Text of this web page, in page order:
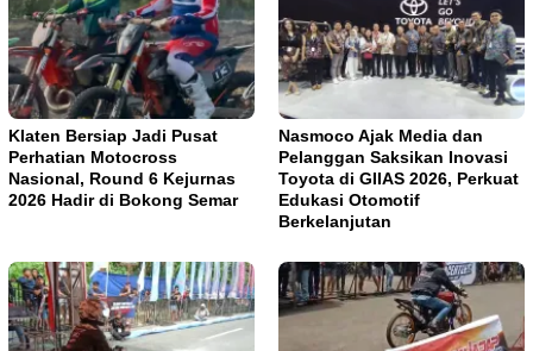
Klaten Bersiap Jadi Pusat
Perhatian Motocross
Nasional, Round 6 Kejurnas
2026 Hadir di Bokong Semar
Nasmoco Ajak Media dan
Pelanggan Saksikan Inovasi
Toyota di GIIAS 2026, Perkuat
Edukasi Otomotif
Berkelanjutan